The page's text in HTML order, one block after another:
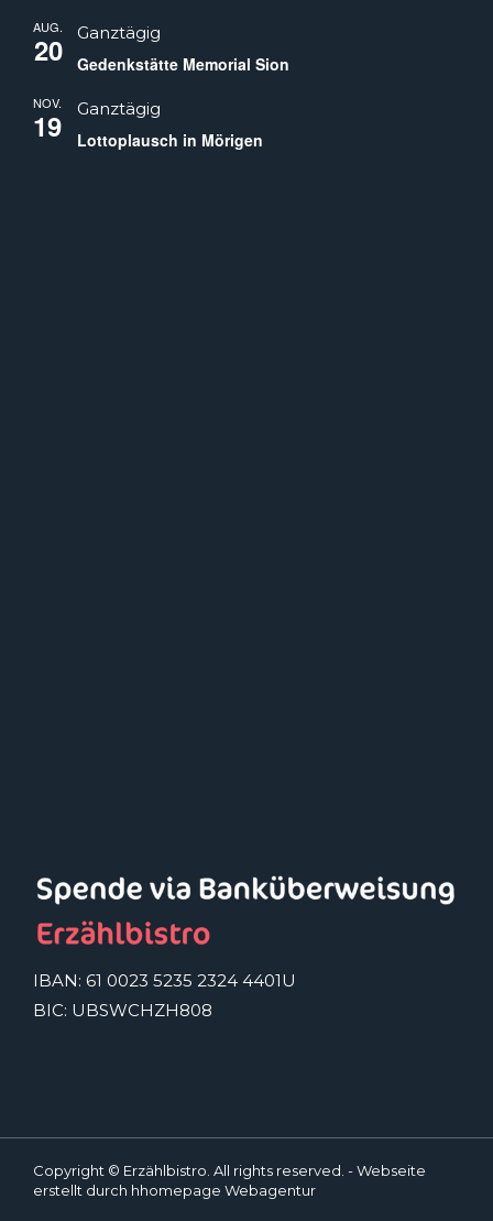
AUG.
20 Ganztägig
Gedenkstätte Memorial Sion
NOV.
19 Ganztägig
Lottoplausch in Mörigen
IBAN: 61 0023 5235 2324 4401U
BIC: UBSWCHZH808
Copyright © Erzählbistro. All rights reserved. -Webseite
erstellt durch hhomepage Webagentur